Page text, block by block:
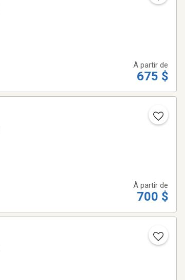
À partir de
675 $
À partir de
700 $